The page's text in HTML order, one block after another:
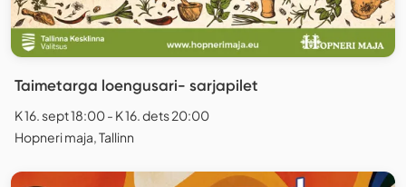
Taimetarga loengusari- sarjapilet
K 16. sept 18:00 - K 16. dets 20:00
Hopneri maja, Tallinn